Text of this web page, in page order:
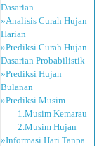
Dasarian
»Analisis Curah Hujan
Harian
»Prediksi Curah Hujan
Dasarian Probabilistik
»Prediksi Hujan
Bulanan
»Prediksi Musim
1.Musim Kemarau
2.Musim Hujan
»Informasi Hari Tanpa